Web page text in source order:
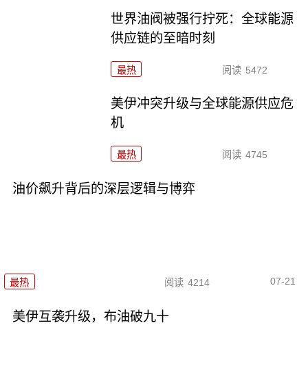
世界油阀被强行拧死：全球能源
供应链的至暗时刻
最热 阅读 5472
美伊冲突升级与全球能源供应危
机
最热 阅读 4745
油价飙升背后的深层逻辑与博弈
最热 阅读 4214 07-21
美伊互袭升级，布油破九十